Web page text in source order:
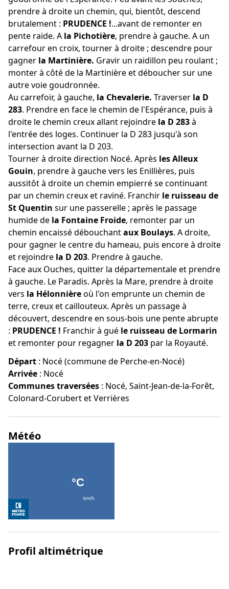
prendre à droite un chemin, qui, bientôt, descend
brutalement : PRUDENCE !...avant de remonter en
pente raide. A la Pichotière, prendre à gauche. A un
carrefour en croix, tourner à droite ; descendre pour
gagner la Martinière. Gravir un raidillon peu roulant ;
monter à côté de la Martinière et déboucher sur une
autre voie goudronnée.
Au carrefoir, à gauche, la Chevalerie. Traverser la D
283. Prendre en face le chemin de l'Espérance, puis à
droite le chemin creux allant rejoindre la D 283à
l'entrée des loges. Continuer la D 283 jusqu'à son
intersection avant la D 203.
Tourner à droite direction Nocé. Après les Alleux
Gouin, prendre à gauche vers les Enillières, puis
aussitôt à droite un chemin empierré se continuant
par un chemin creux et raviné. Franchir le ruisseau de
St Quentin sur une passerelle ; après le passage
humide de la Fontaine Froide, remonter par un
chemin encaissé débouchantaux Boulays. A droite,
pour gagner le centre du hameau, puis encore à droite
et rejoindre la D 203. Prendre à gauche.
Face aux Ouches, quitter la départementale et prendre
à gauche. Le Paradis. Après la Mare, prendre à droite
vers la Hélonnièreoù l'on emprunte un chemin de
terre, creux et caillouteux. Après un passage à
découvert, descendre en sous-bois une pente abrupte
: PRUDENCE ! Franchir à gué le ruisseau de Lormarin
et remonter pour regagner la D 203 par la Royauté.
Départ : Nocé (commune de Perche-en-Nocé)
Arrivée : Nocé
Communes traversées : Nocé, Saint-Jean-de-la-Forêt,
Colonard-Corubert et Verrières
Météo
Profil altimétrique